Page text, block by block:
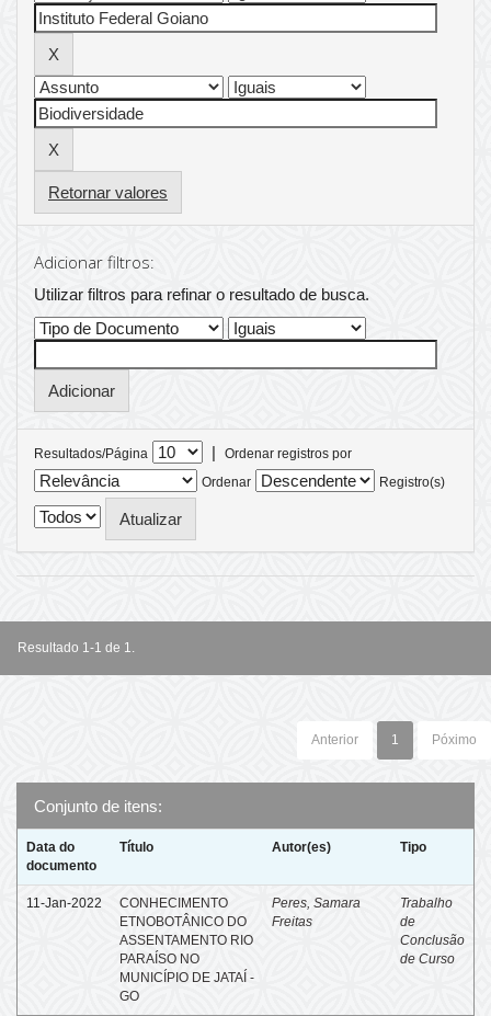
Retornar valores
Adicionar filtros:
Utilizar filtros para refinar o resultado de busca.
Resultados/Página |
Ordenar registros por
Ordenar
Registro(s)
Resultado 1-1 de 1.
Anterior 1 Póximo
Conjunto de itens:
Data do
documento
Título Autor(es) Tipo
11-Jan-2022
CONHECIMENTO
ETNOBOTÂNICO DO
ASSENTAMENTO RIO
PARAÍSO NO
MUNICÍPIO DE JATAÍ -
GO
Peres, Samara
Freitas
Trabalho
de
Conclusão
de Curso